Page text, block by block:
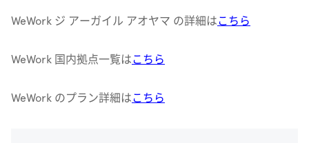
WeWork ジ アーガイル アオヤマ の詳細はこちら
WeWork 国内拠点一覧はこちら
WeWork のプラン詳細はこちら